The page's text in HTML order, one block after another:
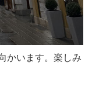
かいます。楽しみ